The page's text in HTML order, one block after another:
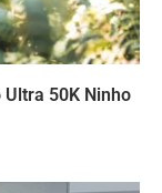
Ultra 50K Ninho